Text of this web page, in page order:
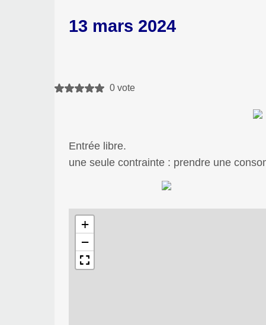
13 mars 2024
0 vote
Entrée libre.
une seule contrainte : prendre une
+
−